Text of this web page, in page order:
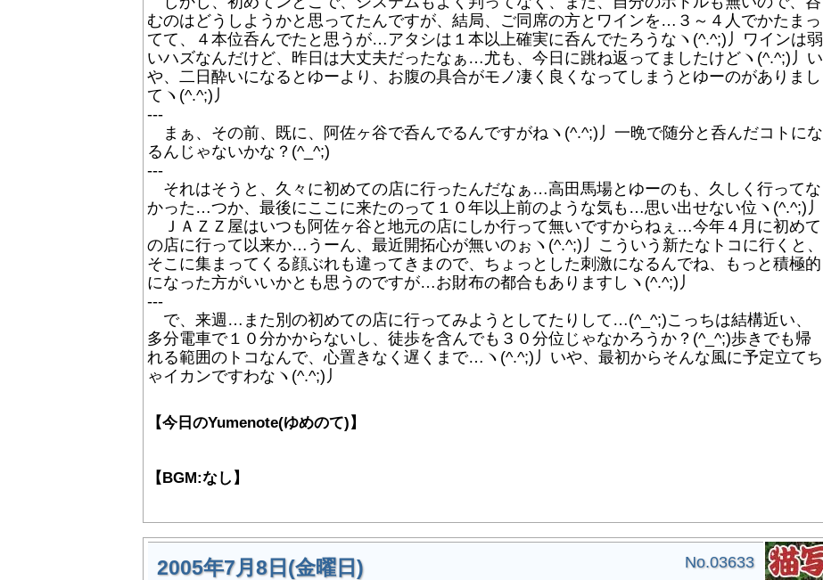
むのはどうしようかと思ってたんですが、結局、ご同席の方とワインを…３～４人でかたまっ
てて、４本位呑んでたと思うが…アタシは１本以上確実に呑んでたろうなヽ(^.^;)丿ワインは弱
いハズなんだけど、昨日は大丈夫だったなぁ…尤も、今日に跳ね返ってましたけどヽ(^.^;)丿い
や、二日酔いになるとゆーより、お腹の具合がモノ凄く良くなってしまうとゆーのがありまし
てヽ(^.^;)丿
---
まぁ、その前、既に、阿佐ヶ谷で呑んでるんですがねヽ(^.^;)丿一晩で随分と呑んだコトにな
るんじゃないかな？(^_^;)
---
それはそうと、久々に初めての店に行ったんだなぁ…高田馬場とゆーのも、久しく行ってな
かった…つか、最後にここに来たのって１０年以上前のような気も…思い出せない位ヽ(^.^;)丿
ＪＡＺＺ屋はいつも阿佐ヶ谷と地元の店にしか行って無いですからねぇ…今年４月に初めて
の店に行って以来か…うーん、最近開拓心が無いのぉヽ(^.^;)丿こういう新たなトコに行くと、
そこに集まってくる顔ぶれも違ってきまので、ちょっとした刺激になるんでね、もっと積極的
になった方がいいかとも思うのですが…お財布の都合もありますしヽ(^.^;)丿
---
で、来週…また別の初めての店に行ってみようとしてたりして…(^_^;)こっちは結構近い、
多分電車で１０分かからないし、徒歩を含んでも３０分位じゃなかろうか？(^_^;)歩きでも帰
れる範囲のトコなんで、心置きなく遅くまで…ヽ(^.^;)丿いや、最初からそんな風に予定立てち
ゃイカンですわなヽ(^.^;)丿
【今日のYumenote(ゆめのて)】
【BGM:なし】
No.03633
2005年7月8日(金曜日)